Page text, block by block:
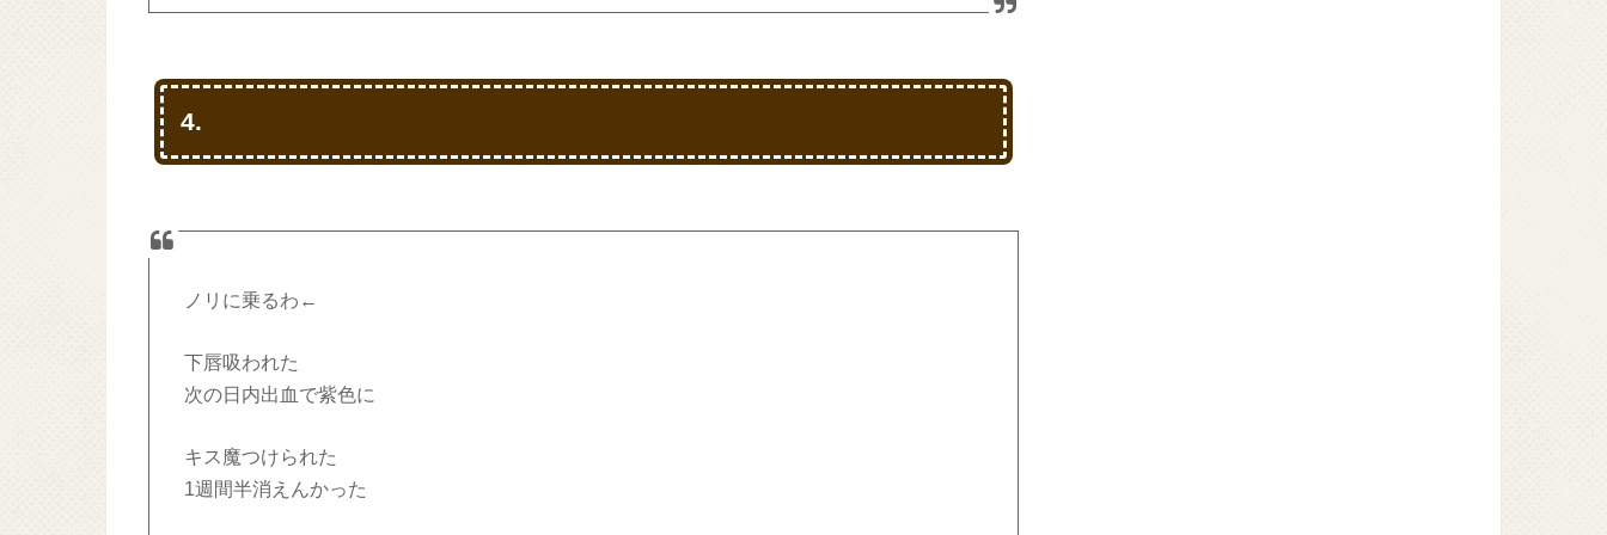
4.
ノリに乗るわ←
下唇吸われた
次の日内出血で紫色に
キス魔つけられた
1週間半消えんかった